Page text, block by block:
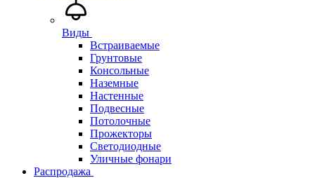
Виды
Встраиваемые
Грунтовые
Консольные
Наземные
Настенные
Подвесные
Потолочные
Прожекторы
Светодиодные
Уличные фонари
Распродажа